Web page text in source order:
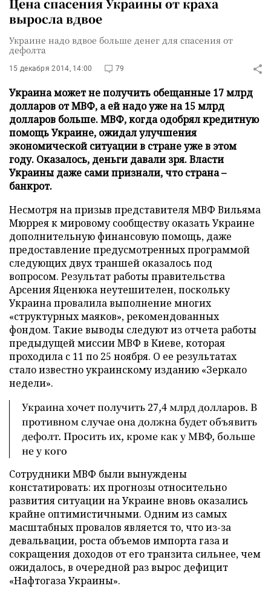
Цена спасения Украины от краха
выросла вдвое
Украине надо вдвое больше денег для спасения от
дефолта
15 декабря 2014, 14:00 79
Украина может не получить обещанные 17 млрд
долларов от МВФ, а ей надо уже на 15 млрд
долларов больше. МВФ, когда одобрял кредитную
помощь Украине, ожидал улучшения
экономической ситуации в стране уже в этом
году. Оказалось, деньги давали зря. Власти
Украины даже сами признали, что страна –
банкрот.
Несмотря на призыв представителя МВФ Вильяма
Мюррея к мировому сообществу оказать Украине
дополнительную финансовую помощь, даже
предоставление предусмотренных программой
следующих двух траншей оказалось под
вопросом. Результат работы правительства
Арсения Яценюка неутешителен, поскольку
Украина провалила выполнение многих
«структурных маяков», рекомендованных
фондом. Такие выводы следуют из отчета работы
предыдущей миссии МВФ в Киеве, которая
проходила с 11 по 25 ноября. О ее результатах
стало известно украинскому изданию «Зеркало
недели».
Украина хочет получить 27,4 млрд долларов. В
противном случае она должна будет объявить
дефолт. Просить их, кроме как у МВФ, больше
не у кого
Сотрудники МВФ были вынуждены
констатировать: их прогнозы относительно
развития ситуации на Украине вновь оказались
крайне оптимистичными. Одним из самых
масштабных провалов является то, что из-за
девальвации, роста объемов импорта газа и
сокращения доходов от его транзита сильнее, чем
ожидалось, в очередной раз вырос дефицит
«Нафтогаза Украины».